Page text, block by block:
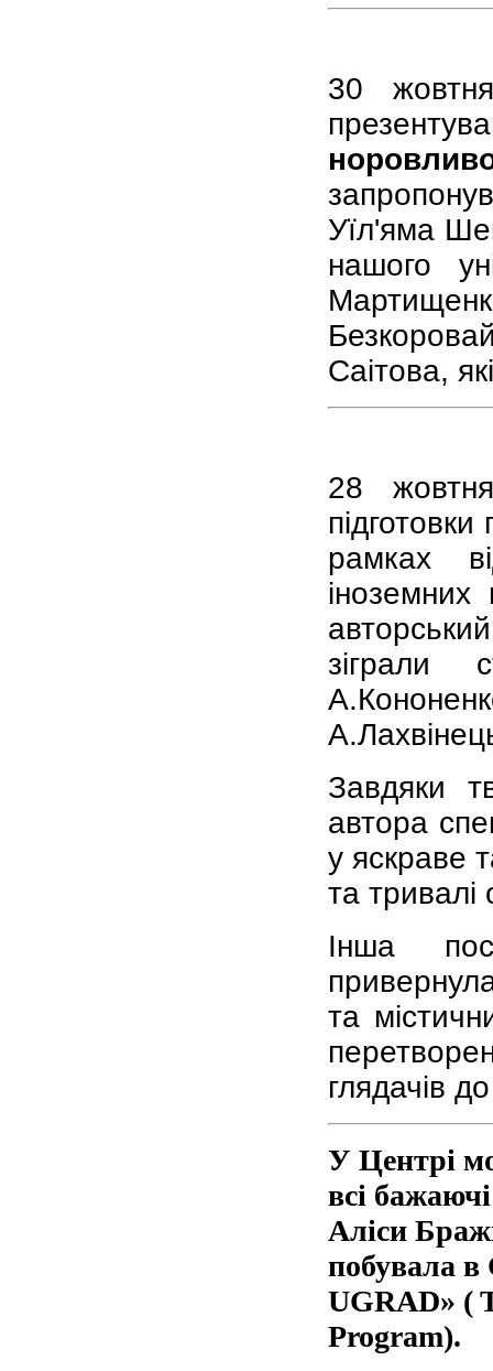
30
Уїл'яма
нашого
Саітова,
28
підготовки
рамках
зіграли
Завдяки
автора
у яскраве
та тривалі
Інша
та
глядачів
У Центрі
всі
Аліси
побувала
UGRAD» (
Program).